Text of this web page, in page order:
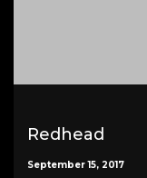
Redhead
September 15, 2017